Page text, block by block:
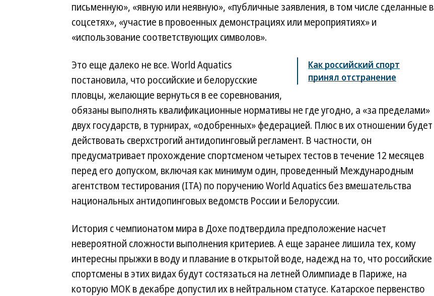
письменную», «явную или неявную», «публичные заявления, в том числе сделанные в
соцсетях», «участие в провоенных демонстрациях или мероприятиях» и
«использование соответствующих символов».
Как российский спорт
принял отстранение
Это еще далеко не все. World Aquatics
постановила, что российские и белорусские
пловцы, желающие вернуться в ее соревнования,
обязаны выполнять квалификационные нормативы не где угодно, а «за пределами»
двух государств, в турнирах, «одобренных» федерацией. Плюс в их отношении будет
действовать сверхстрогий антидопинговый регламент. В частности, он
предусматривает прохождение спортсменом четырех тестов в течение 12 месяцев
перед его допуском, включая как минимум один, проведенный Международным
агентством тестирования (ITA) по поручению World Aquatics без вмешательства
национальных антидопинговых ведомств России и Белоруссии.
История с чемпионатом мира в Дохе подтвердила предположение насчет
невероятной сложности выполнения критериев. А еще заранее лишила тех, кому
интересны прыжки в воду и плавание в открытой воде, надежд на то, что российские
спортсмены в этих видах будут состязаться на летней Олимпиаде в Париже, на
которую МОК в декабре допустил их в нейтральном статусе. Катарское первенство